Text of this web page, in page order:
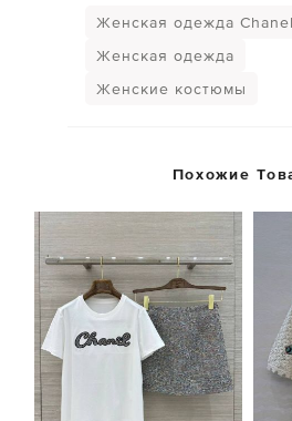
Женская одежда Chanel
Женская одежда
Женские костюмы
Похожие